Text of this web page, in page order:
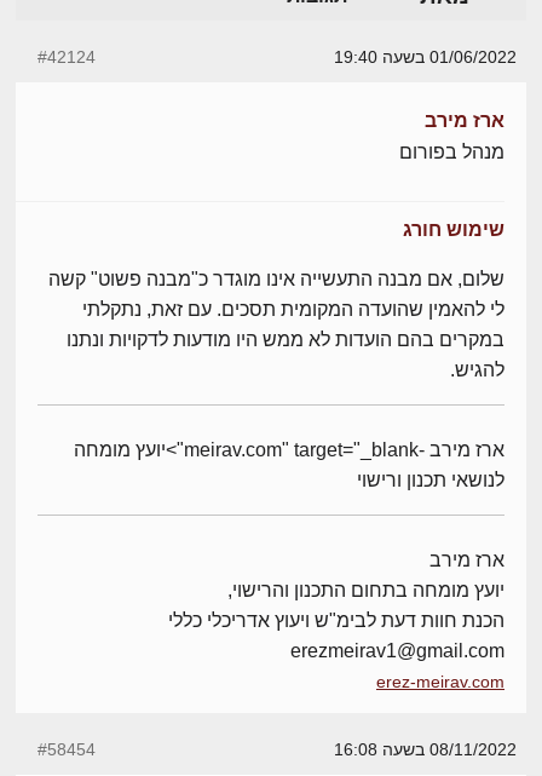
01/06/2022 בשעה 19:40 #42124
ארז מירב
מנהל בפורום
שימוש חורג
שלום, אם מבנה התעשייה אינו מוגדר כ"מבנה פשוט" קשה
לי להאמין שהועדה המקומית תסכים. עם זאת, נתקלתי
במקרים בהם הועדות לא ממש היו מודעות לדקויות ונתנו
להגיש.
ארז מירב -meirav.com" target="_blank">יועץ מומחה
לנושאי תכנון ורישוי
ארז מירב
יועץ מומחה בתחום התכנון והרישוי,
הכנת חוות דעת לבימ"ש ויעוץ אדריכלי כללי
erezmeirav1@gmail.com
erez-meirav.com
08/11/2022 בשעה 16:08 #58454